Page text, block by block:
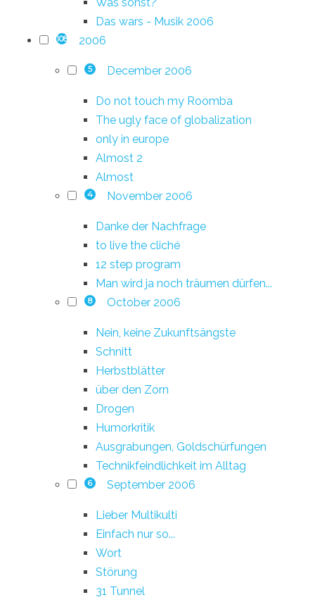
Das wars - Musik 2006
108 2006
5 December 2006
Do not touch my Roomba
The ugly face of globalization
only in europe
Almost 2
Almost
4 November 2006
Danke der Nachfrage
to live the cliché
12 step program
Man wird ja noch träumen dürfen...
8 October 2006
Nein, keine Zukunftsängste
Schnitt
Herbstblätter
über den Zorn
Drogen
Humorkritik
Ausgrabungen, Goldschürfungen
Technikfeindlichkeit im Alltag
6 September 2006
Lieber Multikulti
Einfach nur so...
Wort
Störung
31 Tunnel